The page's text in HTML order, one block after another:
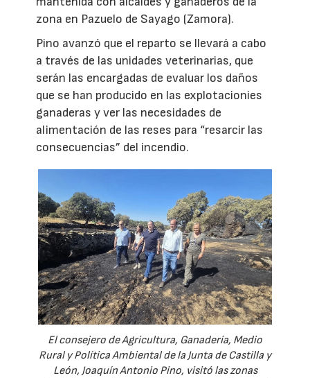
zona en Pazuelo de Sayago (Zamora).
Pino avanzó que el reparto se llevará a cabo
a través de las unidades veterinarias, que
serán las encargadas de evaluar los daños
que se han producido en las explotacionies
ganaderas y ver las necesidades de
alimentación de las reses para “resarcir las
consecuencias” del incendio.
El consejero de Agricultura, Ganadería, Medio
Rural y Política Ambiental de la Junta de Castilla y
León, Joaquín Antonio Pino, visitó las zonas